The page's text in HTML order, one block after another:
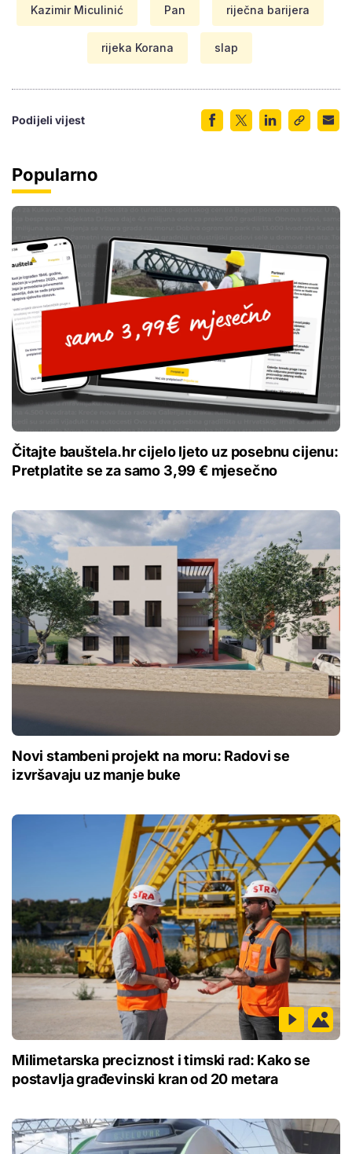
Kazimir Miculinić Pan riječna barijera
rijeka Korana slap
Podijeli vijest
Popularno
Čitajte bauštela.hr cijelo ljeto uz posebnu cijenu:
Pretplatite se za samo 3,99 € mjesečno
Novi stambeni projekt na moru: Radovi se
izvršavaju uz manje buke
Milimetarska preciznost i timski rad: Kako se
postavlja građevinski kran od 20 metara